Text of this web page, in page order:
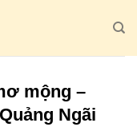
mộng –
Ngãi